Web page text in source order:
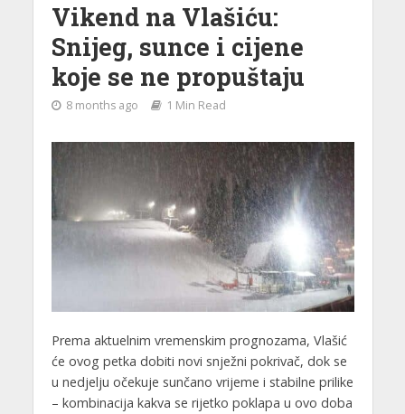
Vikend na Vlašiću:
Snijeg, sunce i cijene
koje se ne propuštaju
8 months ago 1 Min Read
Prema aktuelnim vremenskim prognozama, Vlašić
će ovog petka dobiti novi snježni pokrivač, dok se
u nedjelju očekuje sunčano vrijeme i stabilne prilike
– kombinacija kakva se rijetko poklapa u ovo doba